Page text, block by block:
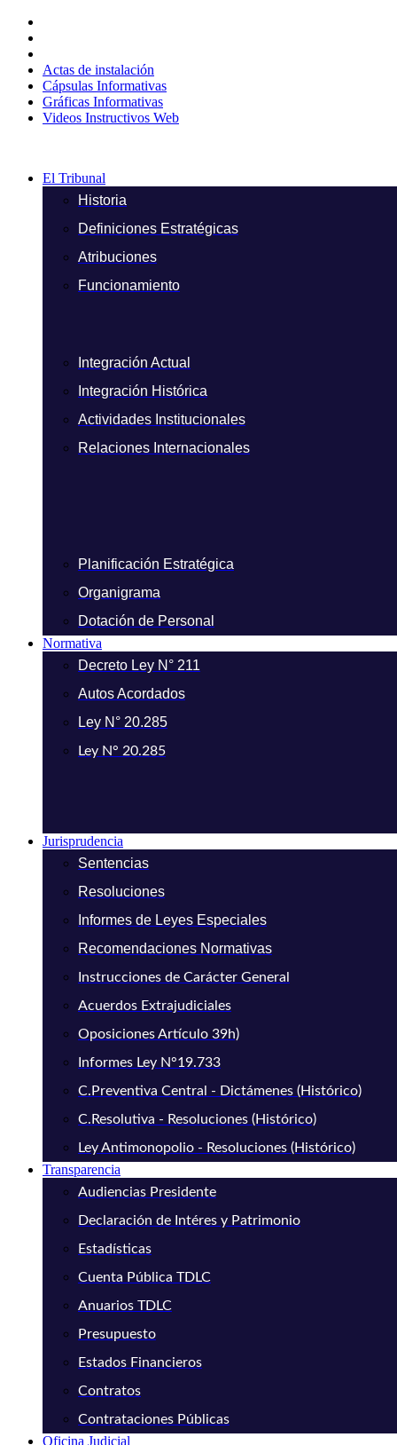
contenido
Actas de instalación
Cápsulas Informativas
Gráficas Informativas
Videos Instructivos Web
El Tribunal
Historia
Definiciones Estratégicas
Atribuciones
Funcionamiento
Integración Actual
Integración Histórica
Actividades Institucionales
Relaciones Internacionales
Planificación Estratégica
Organigrama
Dotación de Personal
Normativa
Decreto Ley N° 211
Autos Acordados
Ley N° 20.285
Ley N° 20.285
Jurisprudencia
Sentencias
Resoluciones
Informes de Leyes Especiales
Recomendaciones Normativas
Instrucciones de Carácter General
Acuerdos Extrajudiciales
Oposiciones Artículo 39h)
Informes Ley N°19.733
C.Preventiva Central - Dictámenes (Histórico)
C.Resolutiva - Resoluciones (Histórico)
Ley Antimonopolio - Resoluciones (Histórico)
Transparencia
Audiencias Presidente
Declaración de Intéres y Patrimonio
Estadísticas
Cuenta Pública TDLC
Anuarios TDLC
Presupuesto
Estados Financieros
Contratos
Contrataciones Públicas
Oficina Judicial